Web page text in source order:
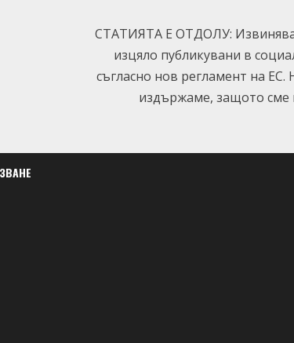
СТАТИЯТА Е ОТДОЛУ:
изцяло публикувани в
съгласно нов регламент на
издържаме, защото сме